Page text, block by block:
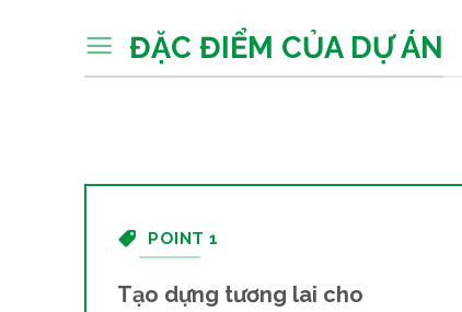
ĐẶC ĐIỂM CỦA DỰ ÁN
POINT 1
Tạo dựng tương lai cho